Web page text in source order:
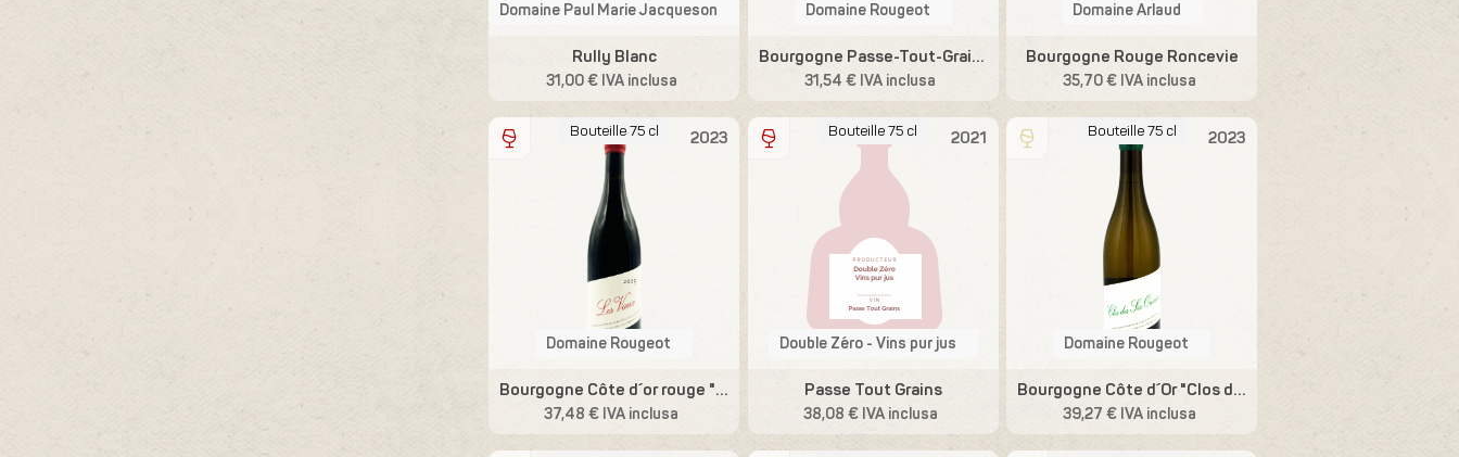
Domaine Paul Marie Jacqueson
Rully Blanc
31,00 € IVA inclusa
Domaine Rougeot
Bourgogne Passe-Tout-Grain "Les Vercherres"
31,54 € IVA inclusa
Domaine Arlaud
Bourgogne Rouge Roncevie
35,70 € IVA inclusa
2023
Bouteille 75 cl
Domaine Rougeot
Bourgogne Côte d´or rouge "Les Vaux"
37,48 € IVA inclusa
2021
Bouteille 75 cl
Double Zéro - Vins pur jus
Passe Tout Grains
38,08 € IVA inclusa
2023
Bouteille 75 cl
Domaine Rougeot
Bourgogne Côte d´Or "Clos des 6 Ouvrées"
39,27 € IVA inclusa